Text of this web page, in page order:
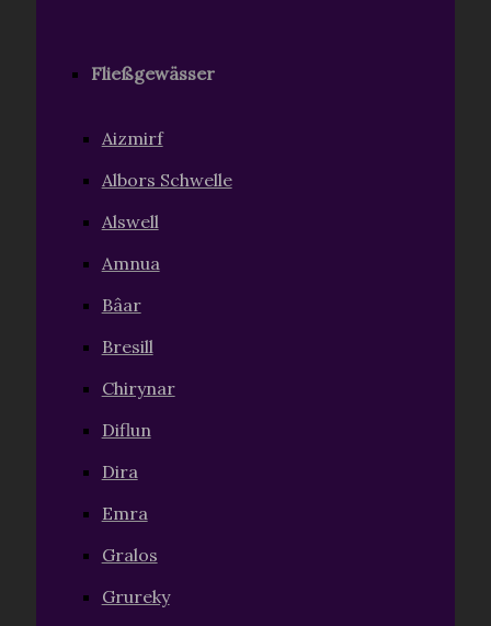
Fließgewässer
Aizmirf
Albors Schwelle
Alswell
Amnua
Bâar
Bresill
Chirynar
Diflun
Dira
Emra
Gralos
Grureky